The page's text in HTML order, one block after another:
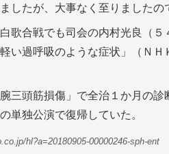
したが、大事なく至りましたの
歌合戦でも司会の内村光良（
い過呼吸のような症状」（Ｎ
三頭筋損傷」で全治１か月の
単独公演で復帰していた。
hl?a=20180905-00000246-sph-ent